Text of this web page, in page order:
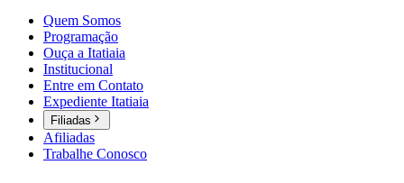
Quem Somos
Programação
Ouça a Itatiaia
Institucional
Entre em Contato
Expediente Itatiaia
Filiadas
Afiliadas
Trabalhe Conosco